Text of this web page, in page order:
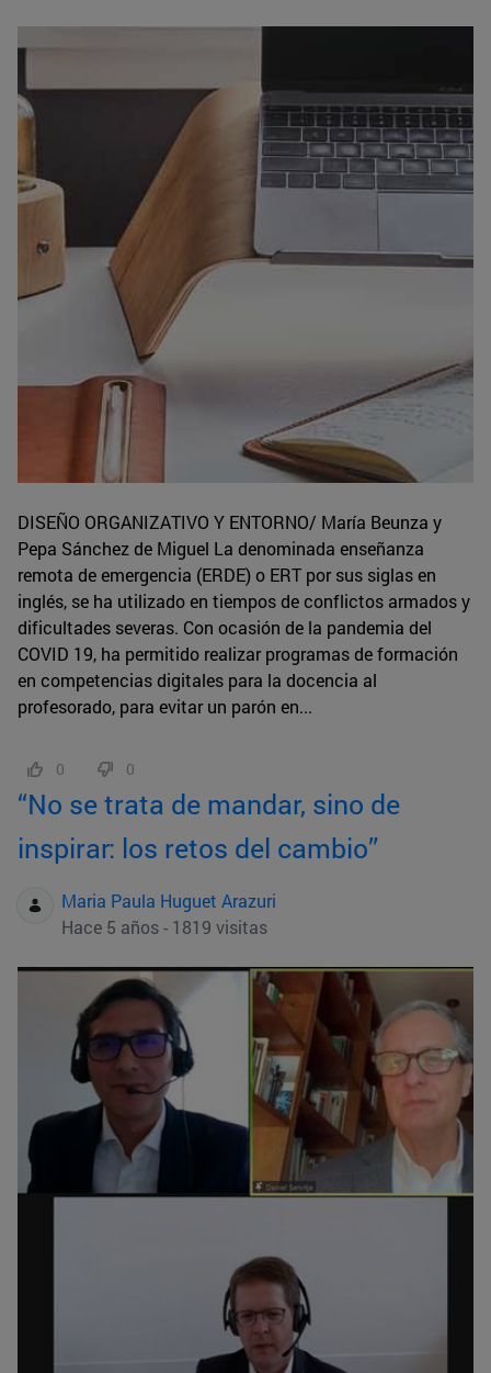
DISEÑO ORGANIZATIVO Y ENTORNO/ María Beunza y
Pepa Sánchez de Miguel La denominada enseñanza
remota de emergencia (ERDE) o ERT por sus siglas en
inglés, se ha utilizado en tiempos de conflictos armados y
dificultades severas. Con ocasión de la pandemia del
COVID 19, ha permitido realizar programas de formación
en competencias digitales para la docencia al
profesorado, para evitar un parón en...
0 0
“No se trata de mandar, sino de
inspirar: los retos del cambio”
Maria Paula Huguet Arazuri
Hace 5 años - 1819 visitas